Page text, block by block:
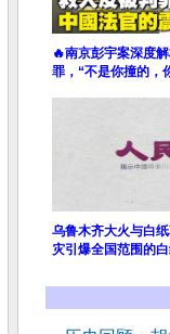
🔥南京彭宇案深度
罪，“不是你撞的，
乌鲁木齐大火与白
灾引爆全国范围的